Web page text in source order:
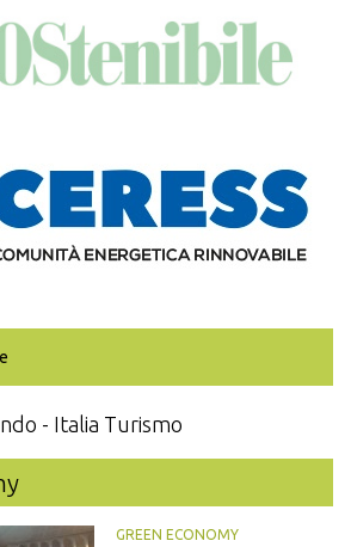
- Italia Turismo
GREEN ECONOMY